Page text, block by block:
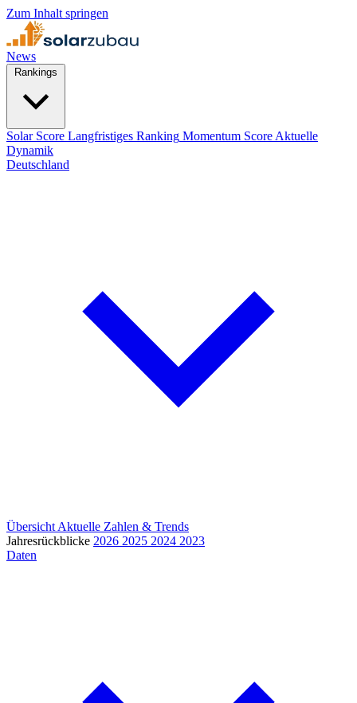
Zum Inhalt springen
News
Solar Score Langfristiges Ranking Momentum Score Aktuelle
Dynamik
Deutschland
Übersicht Aktuelle Zahlen & Trends
Jahresrückblicke 2026 2025 2024 2023
Daten